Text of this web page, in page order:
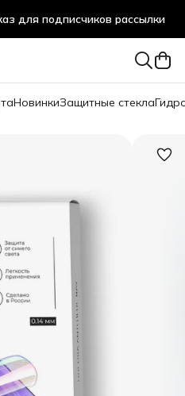
для подписчиков рассылки
НовинкиЗащитные стекла